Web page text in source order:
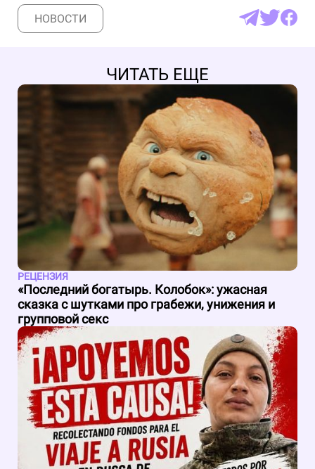
НОВОСТИ
ЧИТАТЬ ЕЩЕ
РЕЦЕНЗИЯ
«Последний богатырь. Колобок»: ужасная
сказка с шутками про грабежи, унижения и
групповой секс